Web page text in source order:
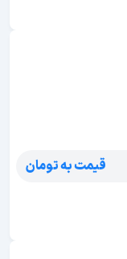
قیمت به تومان